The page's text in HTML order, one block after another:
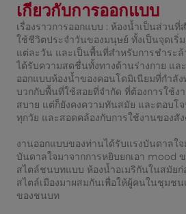
เกี่ยวกับการออกแบบ
เรื่องราวการออกแบบ : ห้องน้ำเป็นส่วน
ใช้ชีวิตประจำวันของมนุษย์ ทั้งเป็นจุดเริ่
แต่ละวัน และเป็นพื้นที่สำหรับการชำระล้
ได้รับความสดชื่นทั้งทางด้านร่างกาย แล
ออกแบบห้องน้ำของคอนโดมิเนียมที่กำลั
บวกกับพื้นที่ใช้สอยที่จำกัด ที่ต้องการใช้
สบาย แต่ก็ยังคงความทันสมัย และตอบโ
ทุกวัย และสอดคล้องกับการใช้งานของสั
งานออกแบบของท่านได้รับแรงบันดาลใจ
บันดาลใจมาจากการหยิบยกเอา mood
สไตล์ชนบทแบบ ห้องน้ำอเมริกันในสมัยก่
สไตล์เมืองมาผสมกันเพื่อให้ผู้คนในชุมชน
ของชนบท